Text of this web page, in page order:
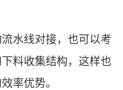
水线对接，也可以考
料收集结构，这样也
率优势。